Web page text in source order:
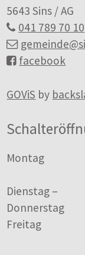
5643 Sins / AG
041 789 70 10
gemeinde
facebook
GOViS by
Tag
Montag
Dienstag –
Donnerstag
Freitag